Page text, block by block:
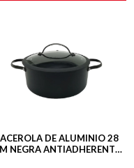
DE ALUMINIO 28
NEGRA ANTIADHERENTE